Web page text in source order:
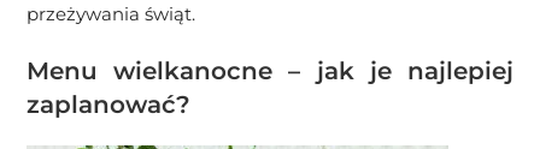
przeżywania świąt.
Menu wielkanocne – jak je najlepiej
zaplanować?